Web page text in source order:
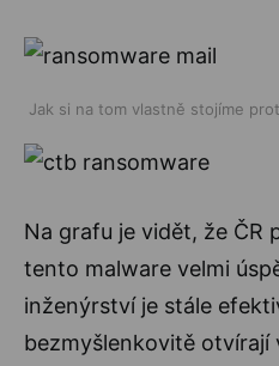
Jak si na tom vlastně stojíme
Na grafu je vidět, že ČR
tento malware velmi
inženýrství je stále
bezmyšlenkovitě otvírají